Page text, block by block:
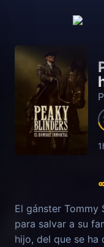
El gánster Tommy
para salvar a su
hijo, del que se ha